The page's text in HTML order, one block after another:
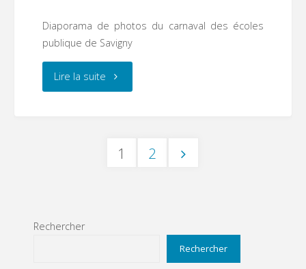
Diaporama de photos du carnaval des écoles
publique de Savigny
Lire la suite"Carnaval
1 2
Rechercher
Rechercher